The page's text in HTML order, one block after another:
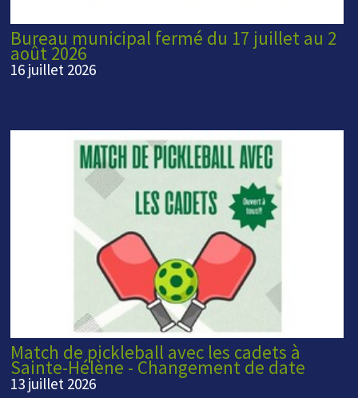
Bureau municipal fermé du 17 juillet au 2
août 2026
16 juillet 2026
Match de pickleball avec les cadets à
Sainte-Hélène - Changement de date
13 juillet 2026